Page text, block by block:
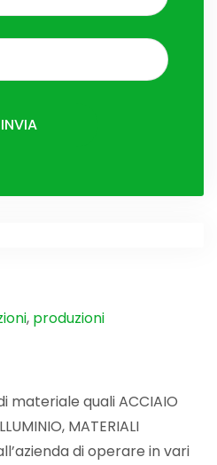
, produzioni
materiale quali ACCIAIO
MATERIALI
di operare in vari